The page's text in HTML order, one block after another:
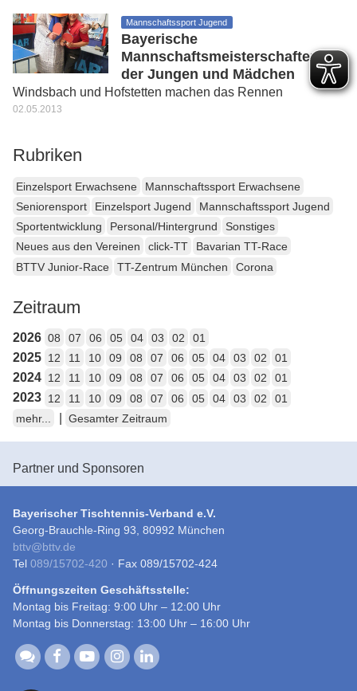
Mannschaftssport Jugend
Bayerische
Mannschaftsmeisterschaften
der Jungen und Mädchen
Windsbach und Hofstetten machen das Rennen
02.05.2013
Rubriken
Einzelsport Erwachsene
Mannschaftssport Erwachsene
Seniorensport
Einzelsport Jugend
Mannschaftssport Jugend
Sportentwicklung
Personal/Hintergrund
Sonstiges
Neues aus den Vereinen
click-TT
Bavarian TT-Race
BTTV Junior-Race
TT-Zentrum München Corona
Zeitraum
2026 08 07 06 05 04 03 02 01
2025 12 11 10 09 08 07 06 05 04 03 02 01
2024 12 11 10 09 08 07 06 05 04 03 02 01
2023 12 11 10 09 08 07 06 05 04 03 02
01
mehr...
Gesamter Zeitraum
Partner und Sponsoren
Bayerischer Tischtennis-Verband e.V.
Georg-Brauchle-Ring 93, 80992 München
bttv@bttv.de
Tel 089/15702-420 · Fax 089/15702-424
Öffnungszeiten Geschäftsstelle:
Montag bis Freitag: 9:00 Uhr – 12:00 Uhr
Montag bis Donnerstag: 13:00 Uhr – 16:00 Uhr